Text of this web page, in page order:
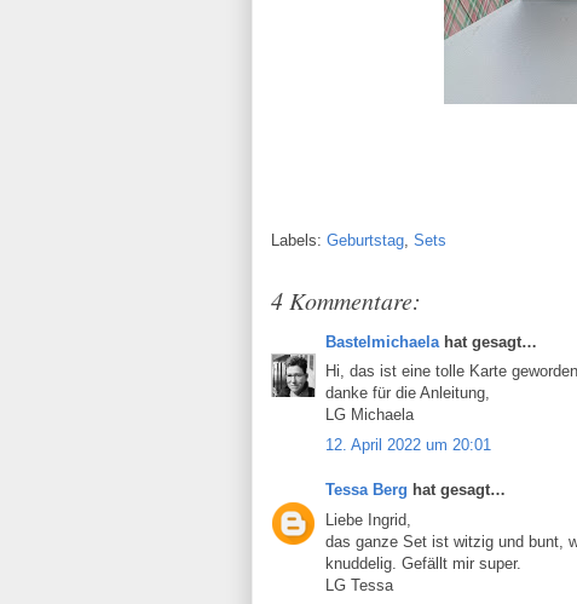
Labels: Geburtstag Sets
4 Kommentare:
Bastelmichaela hat gesagt…
Hi, das ist eine tolle Karte
danke für die Anleitung,
LG Michaela
12. April 2022 um 20:01
Tessa Berg hat gesagt…
Liebe Ingrid,
das ganze Set ist witzig und bunt,
knuddelig. Gefällt mir super.
LG Tessa